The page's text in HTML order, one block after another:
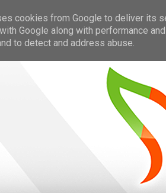
cookies from Google to deliver its
Google along with performance
to detect and address abuse.